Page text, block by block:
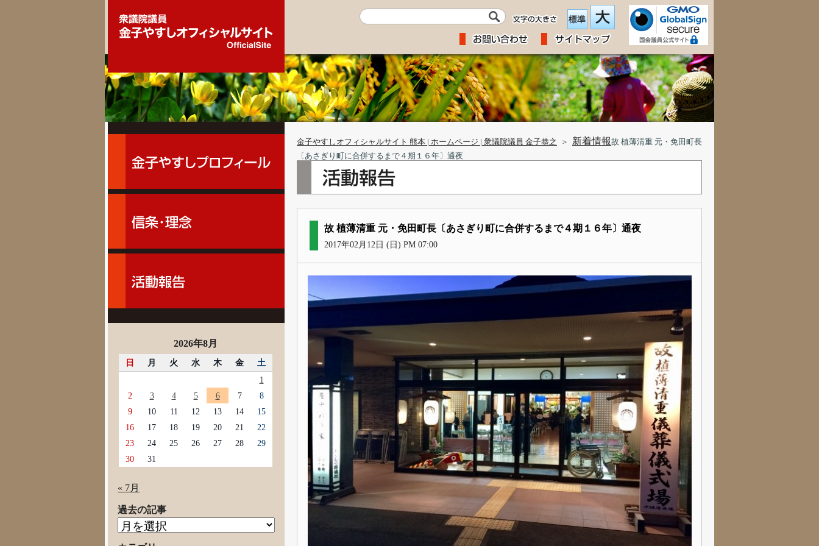
金子やすしオフィシャルサイト 熊本 | ホームページ | 衆議院議員 金子恭之 ＞ 新着情報故 植薄清重 元・免田町長
〔あさぎり町に合併するまで４期１６年〕通夜
故 植薄清重 元・免田町長〔あさぎり町に合併するまで４期１６年〕通夜
2017年02月12日 (日) PM 07:00
2026年8月
日 月 火 水 木 金
土
1
2
3 4 5 6 7
8
9
10 11 12 13 14
15
16
17 18 19 20 21
22
23
24 25 26 27 28
29
30
31
« 7月
過去の記事
過